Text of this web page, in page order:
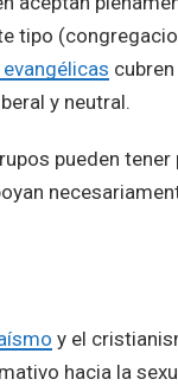
tipo
y neutral.
pueden
y el
hacia la